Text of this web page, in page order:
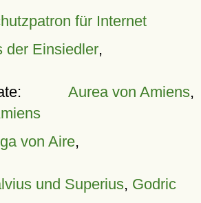
für Internet
der Einsiedler,
Aurea von Amiens,
von Aire,
und Superius, Godric